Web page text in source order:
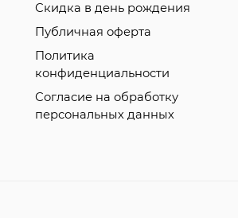
Скидка в день рождения
Публичная оферта
Политика
конфиденциальности
Согласие на обработку
персональных данных